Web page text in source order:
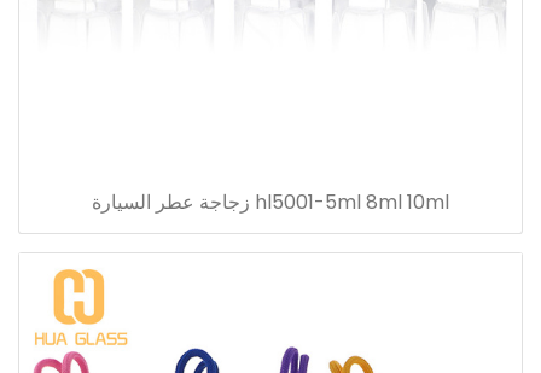
hl5001-5ml 8ml 10ml زجاجة عطر السيارة